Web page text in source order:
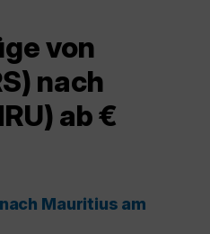
von
nach
ab €
Mauritius am